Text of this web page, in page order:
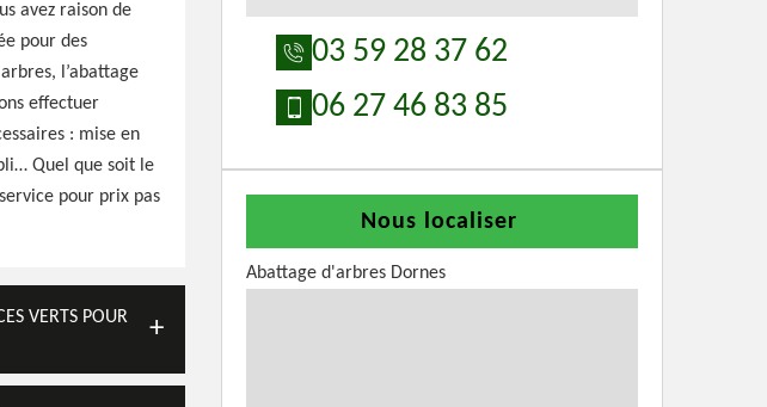
avez raison de
pour des
l’abattage
effectuer
: mise en
Quel que soit le
pour prix pas
VERTS POUR
03 59 28 37 62
06 27 46 83 85
Nous localiser
Abattage d'arbres Dornes